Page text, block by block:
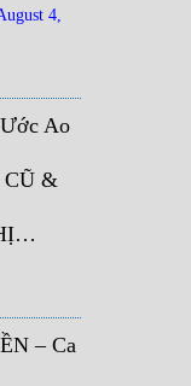
4,
Ao
CŨ &
– Ca